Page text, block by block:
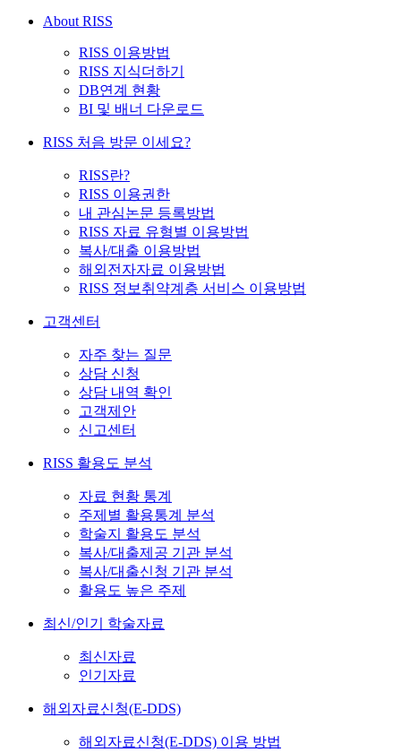
About RISS
RISS 이용방법
RISS 지식더하기
DB연계 현황
BI 및 배너 다운로드
RISS 처음 방문 이세요?
RISS란?
RISS 이용권한
내 관심논문 등록방법
RISS 자료 유형별 이용방법
복사/대출 이용방법
해외전자자료 이용방법
RISS 정보취약계층 서비스 이용방법
고객센터
자주 찾는 질문
상담 신청
상담 내역 확인
고객제안
신고센터
RISS 활용도 분석
자료 현황 통계
주제별 활용통계 분석
학술지 활용도 분석
복사/대출제공 기관 분석
복사/대출신청 기관 분석
활용도 높은 주제
최신/인기 학술자료
최신자료
인기자료
해외자료신청(E-DDS)
해외자료신청(E-DDS) 이용 방법